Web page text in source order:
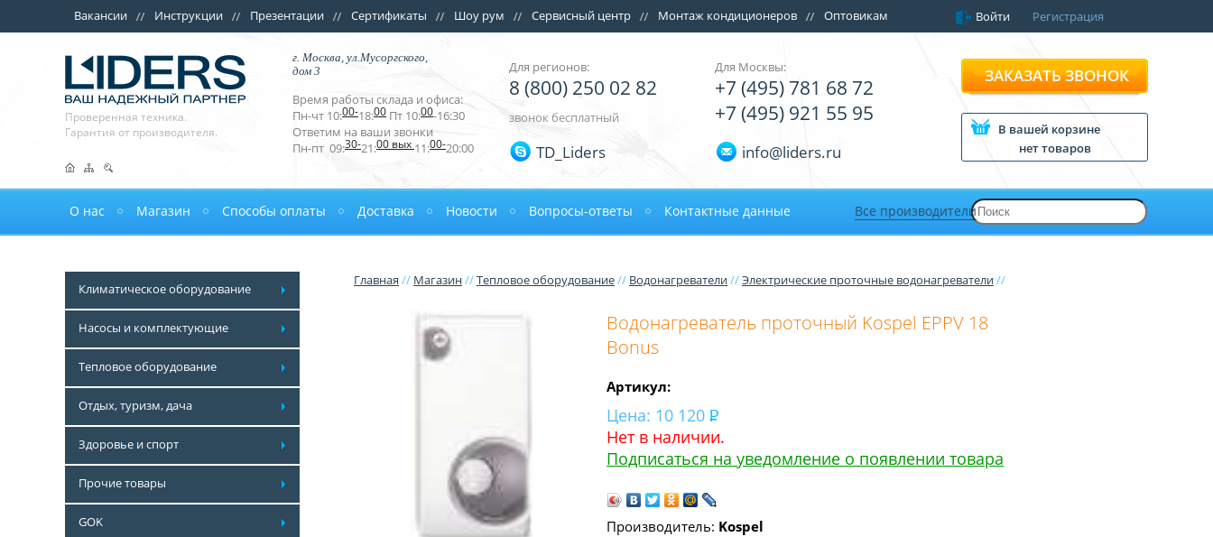
Вакансии Инструкции Презентации Сертификаты Шоу рум Сервисный центр Монтаж кондиционеров Оптовикам Войти Регистрация
Проверенная техника.
Гарантия от производителя.
г. Москва, ул.Мусоргского,
дом 3
Время работы склада и офиса:
Пн-чт 10:00-18:00 Пт 10:00-16:30
Ответим на ваши звонки
Пн-пт 09:30-21:00 вых 11:00-20:00
Для регионов:
8 (800) 250 02 82
звонок бесплатный
TD_Liders
Для Москвы:
+7 (495) 781 68 72
+7 (495) 921 55 95
info@liders.ru
ЗАКАЗАТЬ ЗВОНОК
В вашей корзине
нет товаров
О нас Магазин Способы оплаты Доставка Новости Вопросы-ответы Контактные данные Все производители
Климатическое оборудование
Насосы и комплектующие
Тепловое оборудование
Отдых, туризм, дача
Здоровье и спорт
Прочие товары
GOK
Главная // Магазин//Тепловое оборудование// Водонагреватели//Электрические проточные водонагреватели//
Водонагреватель проточный Kospel EPPV 18
Bonus
Артикул:
Цена: 10 120
Нет в наличии.
Подписаться на уведомление о появлении товара
Производитель: Kospel